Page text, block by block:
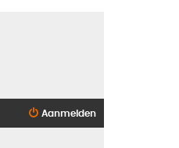
Aanmelden